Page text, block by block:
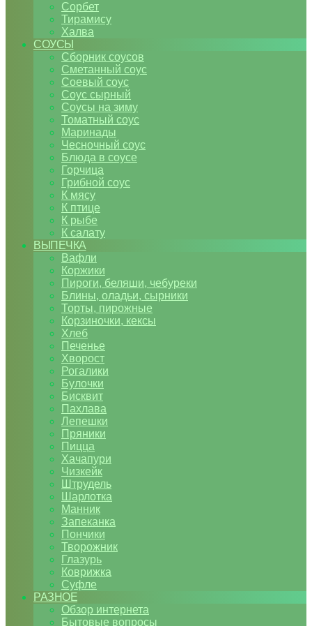
Сорбет
Тирамису
Халва
СОУСЫ
Сборник соусов
Сметанный соус
Соевый соус
Соус сырный
Соусы на зиму
Томатный соус
Маринады
Чесночный соус
Блюда в соусе
Горчица
Грибной соус
К мясу
К птице
К рыбе
К салату
ВЫПЕЧКА
Вафли
Коржики
Пироги, беляши, чебуреки
Блины, оладьи, сырники
Торты, пирожные
Корзиночки, кексы
Хлеб
Печенье
Хворост
Рогалики
Булочки
Бисквит
Пахлава
Лепешки
Пряники
Пицца
Хачапури
Чизкейк
Штрудель
Шарлотка
Манник
Запеканка
Пончики
Творожник
Глазурь
Коврижка
Суфле
РАЗНОЕ
Обзор интернета
Бытовые вопросы